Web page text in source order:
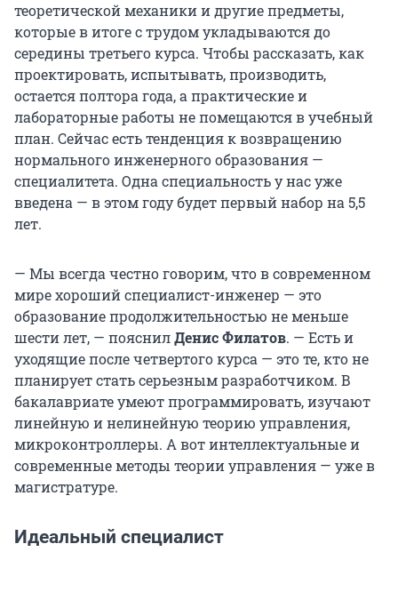
теоретической механики и другие предметы,
которые в итоге с трудом укладываются до
середины третьего курса. Чтобы рассказать, как
проектировать, испытывать, производить,
остается полтора года, а практические и
лабораторные работы не помещаются в учебный
план. Сейчас есть тенденция к возвращению
нормального инженерного образования —
специалитета. Одна специальность у нас уже
введена — в этом году будет первый набор на 5,5
лет.
— Мы всегда честно говорим, что в современном
мире хороший специалист-инженер — это
образование продолжительностью не меньше
шести лет, — пояснилДенис Филатов. — Есть и
уходящие после четвертого курса — это те, кто не
планирует стать серьезным разработчиком. В
бакалавриате умеют программировать, изучают
линейную и нелинейную теорию управления,
микроконтроллеры. А вот интеллектуальные и
современные методы теории управления — уже в
магистратуре.
Идеальный специалист